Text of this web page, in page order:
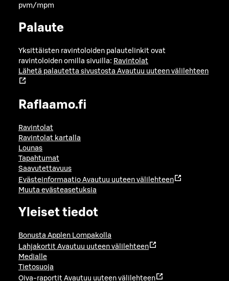
pvm/mpm
Palaute
Yksittäisten ravintoloiden palautelinkit ovat
ravintoloiden omilla sivuilla: Ravintolat
Lähetä palautetta sivustosta Avautuu uuteen välilehteen
Raflaamo.fi
Ravintolat
Ravintolat kartalla
Lounas
Tapahtumat
Saavutettavuus
Evästeinformaatio Avautuu uuteen välilehteen
Muuta evästeasetuksia
Yleiset tiedot
Bonusta Applen Lompakolla
Lahjakortit Avautuu uuteen välilehteen
Medialle
Tietosuoja
Oiva-raportit Avautuu uuteen välilehteen